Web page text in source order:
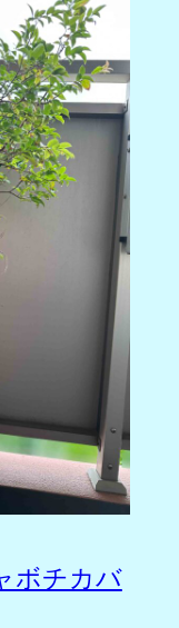
ボチカバ